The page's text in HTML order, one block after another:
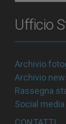
Ufficio
Archivio
Archivio
Rassegna
Social